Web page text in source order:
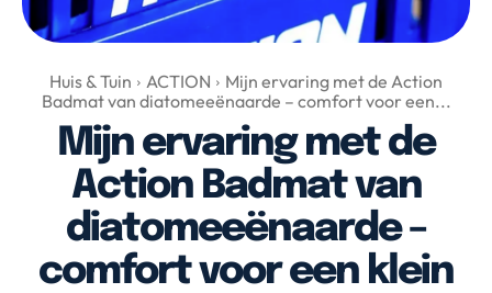
Over Valerie
Over Valerie
De Top 5
Contact
VALERIE'S CHOICE
Huis & Tuin ACTION
Mijn ervaring met de Action
Badmat van diatomeeënaarde – comfort voor een...
Mijn ervaring met de
Action Badmat van
diatomeeënaarde –
comfort voor een klein